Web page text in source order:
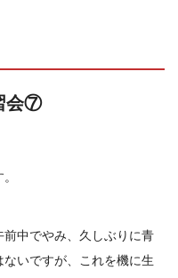
会⑦
中でやみ、久しぶりに青
いですが、これを機に生